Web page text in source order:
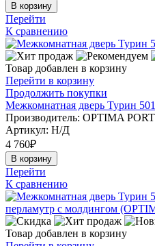
В корзину
Перейти
К сравнению
Товар добавлен в корзину
Перейти в корзину
Продолжить покупки
Межкомнатная дверь Турин
Производитель: OPTIMA
Артикул: Н/Д
4 760₽
В корзину
Перейти
К сравнению
Товар добавлен в корзину